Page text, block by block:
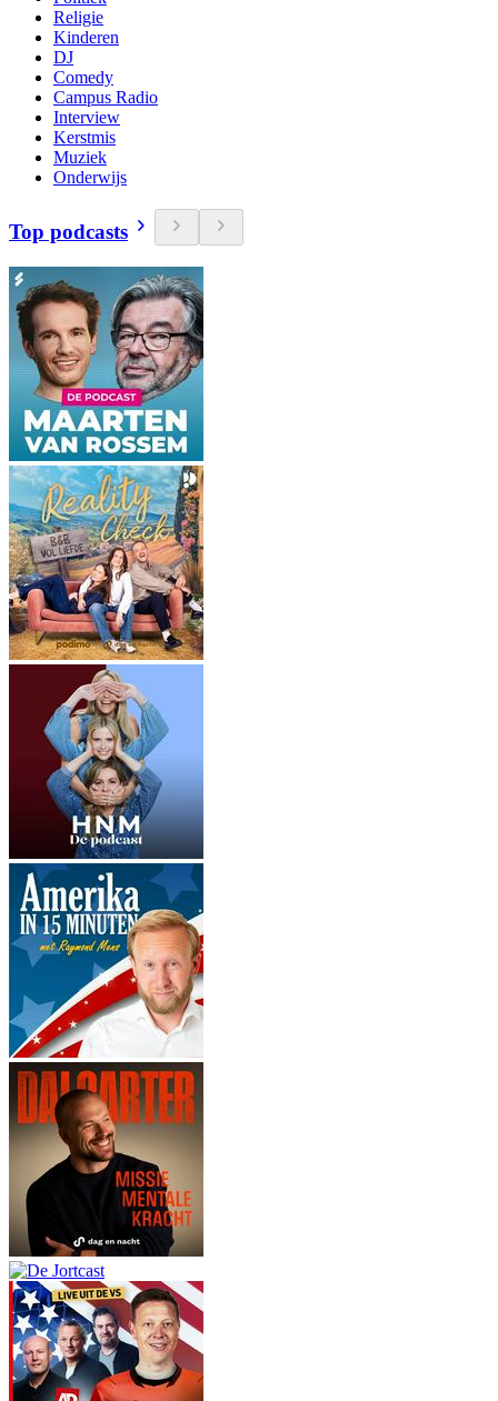
Religie
Kinderen
DJ
Comedy
Campus Radio
Interview
Kerstmis
Muziek
Onderwijs
Top podcasts